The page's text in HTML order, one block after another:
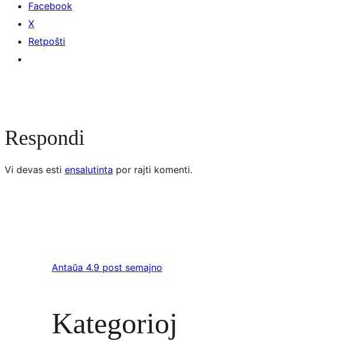
Facebook
X
Retpoŝti
Respondi
Vi devas esti ensalutinta por rajti komenti.
Antaŭa 4.9 post semajno
Kategorioj